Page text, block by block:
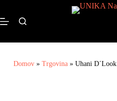
Domov» Trgovina» Uhani D´Look